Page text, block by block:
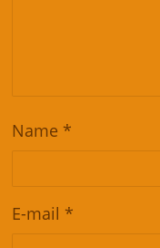
Name *
E-mail *